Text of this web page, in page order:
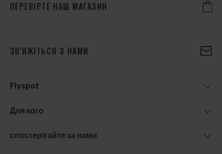
ПЕРЕВІРТЕ НАШ МАГАЗИН
ЗВ'ЯЖІТЬСЯ З НАМИ
Flyspot
Для кого
спостерігайте за нами